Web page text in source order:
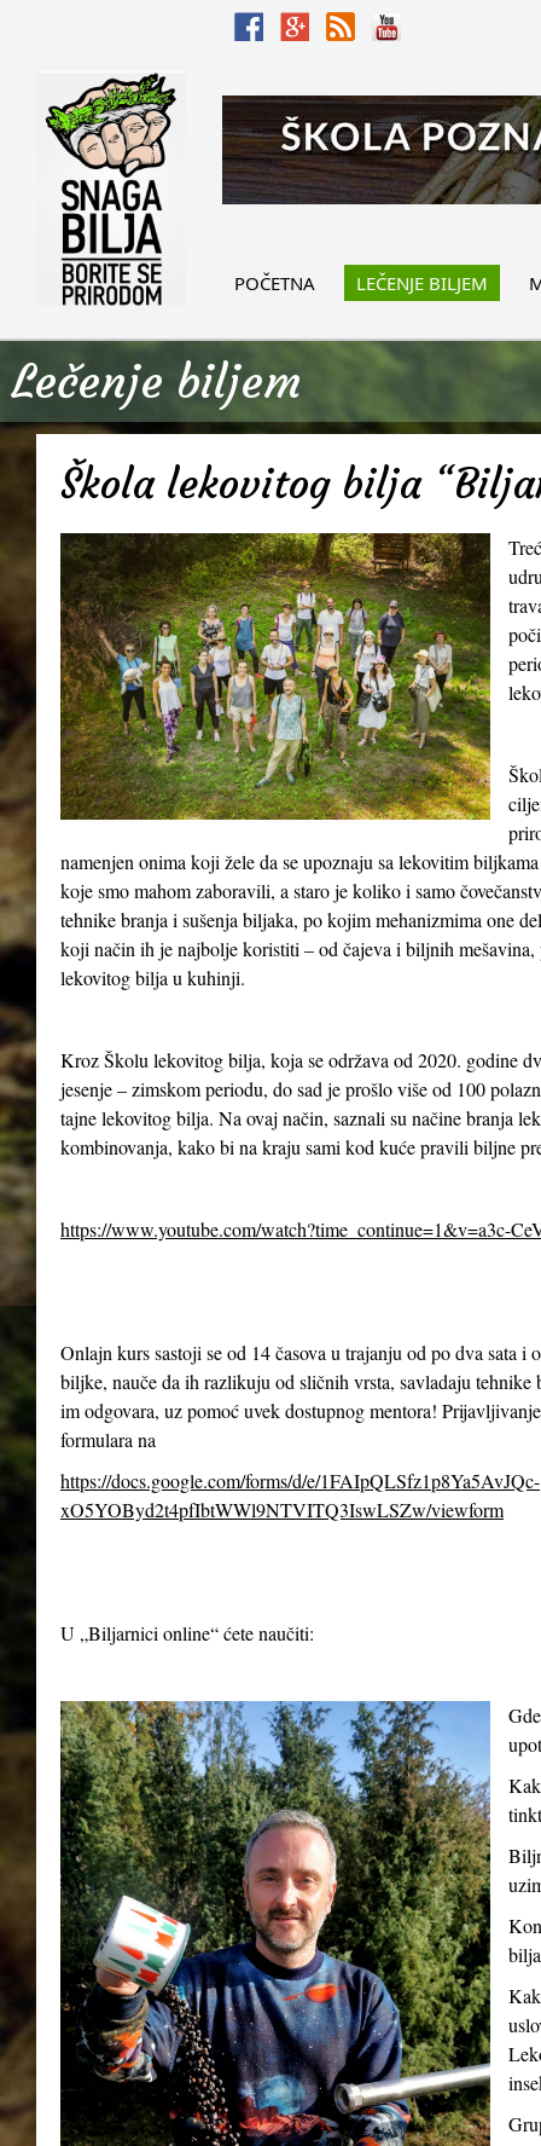
POČETNA LEČENJE BILJEM
Lečenje biljem
Škola lekovitog bilja
namenjen onima koji žele da se upoznaju sa lekovitim
koje smo mahom zaboravili, a staro je koliko i samo
tehnike branja i sušenja biljaka, po kojim mehanizmima one
koji način ih je najbolje koristiti – od čajeva i biljnih mešavina,
lekovitog bilja u kuhinji.
Kroz Školu lekovitog bilja, koja se održava od 2020. godine
jesenje – zimskom periodu, do sad je prošlo više od 100
tajne lekovitog bilja. Na ovaj način, saznali su načine branja
kombinovanja, kako bi na kraju sami kod kuće pravili biljne
https://www.youtube.com/watch?time_continue=1&v=a3c-
Onlajn kurs sastoji se od 14 časova u trajanju od po dva sata
biljke, nauče da ih razlikuju od sličnih vrsta, savladaju
im odgovara, uz pomoć uvek dostupnog mentora!
formulara na
https://docs.google.com/forms/d/e/1FAIpQLSfz1p8Ya5AvJQc-
xO5YOByd2t4pfIbtWWl9NTVITQ3IswLSZw/viewform
U „Biljarnici online“ ćete naučiti: